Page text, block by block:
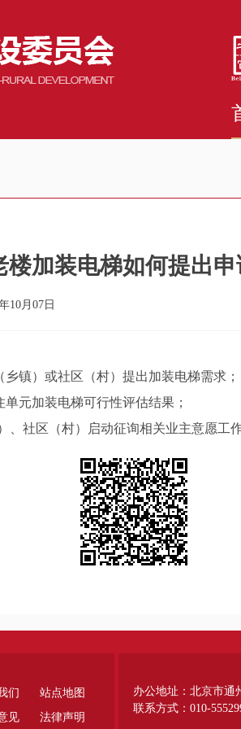
楼加装电梯如何提出申
10月07日
镇）或社区（村）提出加装电梯需求；
元加装电梯可行性评估结果；
区（村）启动征询相关业主意愿工作
们
站点地图
见
法律声明
办公地址：北京市通
联系方式：010-